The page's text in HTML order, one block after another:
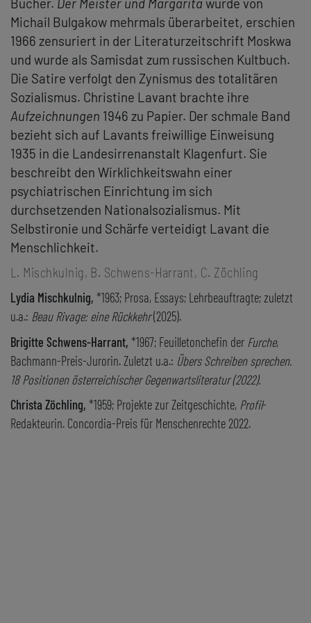
Michail Bulgakow mehrmals überarbeitet, erschien
1966 zensuriert in der Literaturzeitschrift Moskwa
und wurde als Samisdat zum russischen Kultbuch.
Die Satire verfolgt den Zynismus des totalitären
Sozialismus. Christine Lavant brachte ihre
Aufzeichnungen 1946 zu Papier. Der schmale Band
bezieht sich auf Lavants freiwillige Einweisung
1935 in die Landesirrenanstalt Klagenfurt. Sie
beschreibt den Wirklichkeitswahn einer
psychiatrischen Einrichtung im sich
durchsetzenden Nationalsozialismus. Mit
Selbstironie und Schärfe verteidigt Lavant die
Menschlichkeit.
L. Mischkulnig, B. Schwens-Harrant, C. Zöchling
Lydia Mischkulnig, *1963; Prosa, Essays; Lehrbeauftragte; zuletzt
u.a.: Beau Rivage: eine Rückkehr(2025).
Brigitte Schwens-Harrant, *1967; Feuilletonchefin der Furche,
Bachmann-Preis-Jurorin. Zuletzt u.a.: Übers Schreiben sprechen.
18 Positionen österreichischer Gegenwartsliteratur (2022).
Christa Zöchling, *1959; Projekte zur Zeitgeschichte, Profil-
Redakteurin. Concordia-Preis für Menschenrechte 2022.